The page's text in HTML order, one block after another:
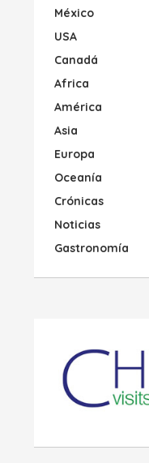
México
USA
Canadá
Africa
América
Asia
Europa
Oceanía
Crónicas
Noticias
Gastronomía